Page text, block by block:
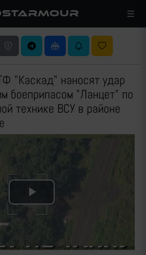
"Каскад" наносят удар
боеприпасом "Ланцет" по
технике ВСУ в районе
Play
Video